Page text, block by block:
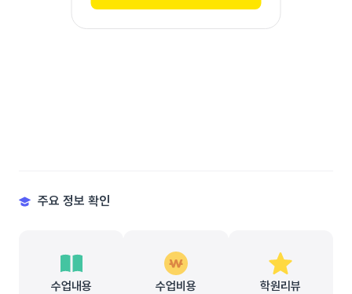
주요 정보 확인
수업내용 수업비용 학원리뷰